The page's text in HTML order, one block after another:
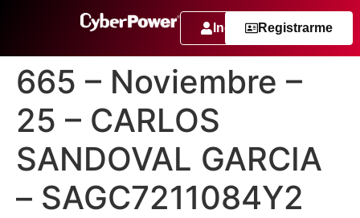
IngresarRegistrarme
665 – Noviembre –
25 – CARLOS
SANDOVAL GARCIA
– SAGC7211084Y2